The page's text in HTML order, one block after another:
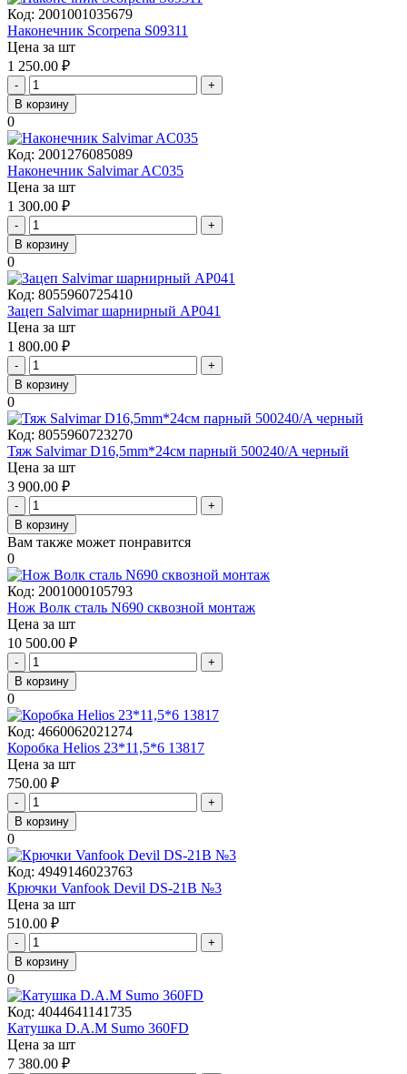
Код: 2001001035679
Наконечник Scorpena S09311
Цена за шт
1 250.00 ₽
-
+
В корзину
0
Код: 2001276085089
Наконечник Salvimar AC035
Цена за шт
1 300.00 ₽
-
+
В корзину
0
Код: 8055960725410
Зацеп Salvimar шарнирный AP041
Цена за шт
1 800.00 ₽
-
+
В корзину
0
Код: 8055960723270
Тяж Salvimar D16,5mm*24см парный 500240/A черный
Цена за шт
3 900.00 ₽
-
+
В корзину
Вам также может понравится
0
Код: 2001000105793
Нож Волк сталь N690 сквозной монтаж
Цена за шт
10 500.00 ₽
-
+
В корзину
0
Код: 4660062021274
Коробка Helios 23*11,5*6 13817
Цена за шт
750.00 ₽
-
+
В корзину
0
Код: 4949146023763
Крючки Vanfook Devil DS-21B №3
Цена за шт
510.00 ₽
-
+
В корзину
0
Код: 4044641141735
Катушка D.A.M Sumo 360FD
Цена за шт
7 380.00 ₽